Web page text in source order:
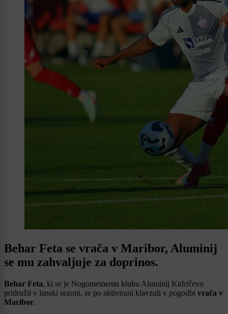
Behar Feta se vrača v Maribor, Aluminij
se mu zahvaljuje za doprinos.
Behar Feta, ki se je Nogometnemu klubu Aluminij Kidričevo
pridružil v lanski sezoni, se po aktivirani klavzuli v pogodbi vrača v
Maribor.